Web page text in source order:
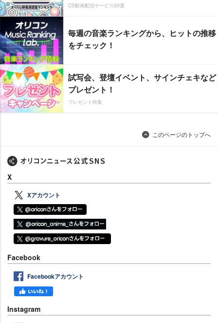
CS動画配信サービス20選
毎週の音楽ランキングから、ヒットの推移
をチェック！
試写会、登壇イベント、サインチェキなど
プレゼント！
プレゼント特集
このページのトップへ
X
Xアカウント
Facebook
Facebookアカウント
Instagram